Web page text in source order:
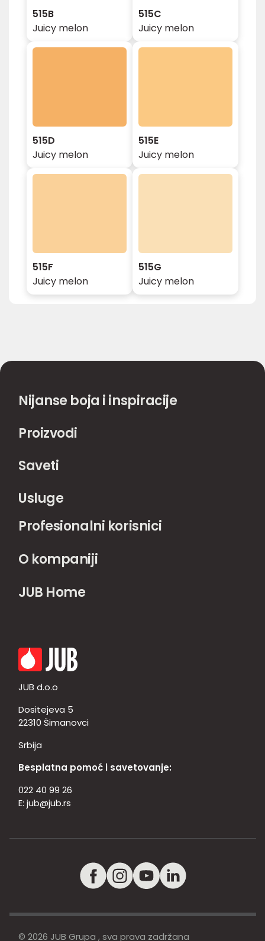
515B
Juicy melon
515C
Juicy melon
515D
Juicy melon
515E
Juicy melon
515F
Juicy melon
515G
Juicy melon
Nijanse boja i inspiracije
Proizvodi
Saveti
Usluge
Profesionalni korisnici
O kompaniji
JUB Home
JUB d.o.o
Dositejeva 5
22310 Šimanovci
Srbija
Besplatna pomoć i savetovanje:
022 40 99 26
E: jub@jub.rs
© 2026 JUB Grupa , sva prava zadržana